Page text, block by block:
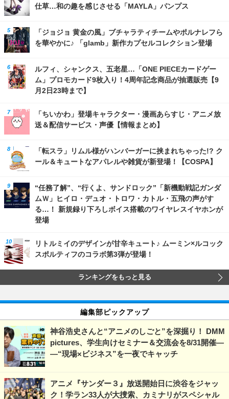
仕草…和の趣を感じさせる「MAYLA」パンプス
「ジョジョ 黄金の風」ブチャラティチームやポルナレフら
を華やかに♪ 「glamb」新作カプセルコレクション登場
ルフィ、シャンクス、五老星…「ONE PIECEカードゲー
ム」プロモカード9枚入り！4周年記念商品が抽選販売【9
月2日23時まで】
「ちいかわ」登場キャラクター・漫画あらすじ・アニメ放
送＆配信サービス・声優【情報まとめ】
「転スラ」リムル様がハンバーガーに挟まれちゃった!? ク
ール＆キュートなアパレルや雑貨が新登場！【COSPA】
“任務了解”、“行くよ、サンドロック”「新機動戦記ガンダ
ムＷ」ヒイロ・デュオ・トロワ・カトル・五飛の声がす
る…！ 新規録り下ろしボイス搭載のワイヤレスイヤホンが
登場
リトルミイのデザインが甘辛キュート♪ ムーミン×ルコック
スポルティフのコラボ第3弾が登場！
ランキングをもっと見る
編集部ピックアップ
神谷浩史さんと“アニメのしごと”を深掘り！ DMM
pictures、学生向けセミナー＆交流会を8/31開催―
―“現場×ビジネス”を一夜でキャッチ
アニメ『サンダー３』放送開始日に渋谷をジャッ
ク！学ラン33人が大捜索、カミナリがスペシャル